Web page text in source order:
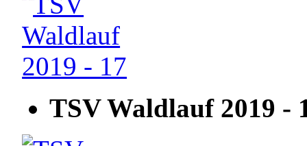
TSV Waldlauf 2019 -